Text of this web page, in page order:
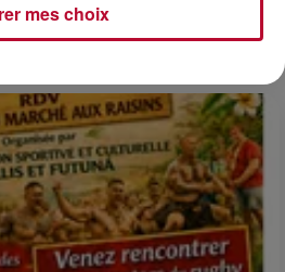
l'amphithéâtre romain les 6,
mes choix